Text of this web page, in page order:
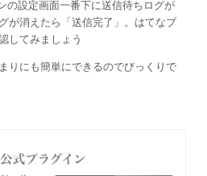
の設定画面一番下に送信待ちログが
が消えたら「送信完了」。はてなブ
してみましょう
りにも簡単にできるのでびっくりで